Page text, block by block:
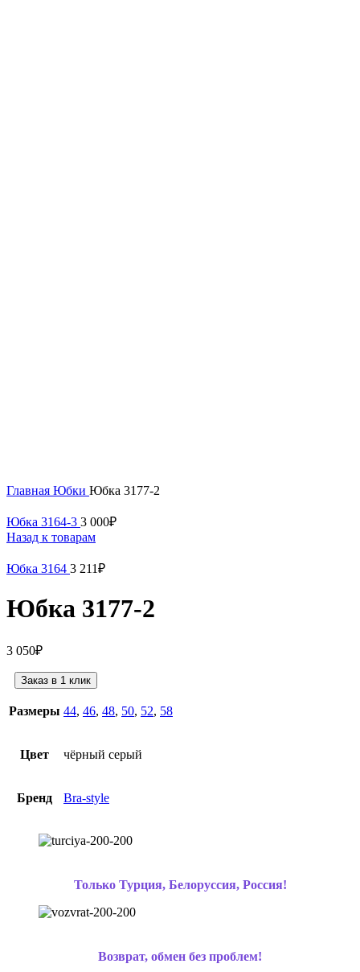
Главная Юбки Юбка 3177-2
Юбка 3164-3 3 000₽
Назад к товарам
Юбка 3164 3 211₽
Юбка 3177-2
3 050₽
Заказ в 1 клик
Размеры 44, 46, 48, 50, 52, 58
Цвет чёрный серый
Бренд Bra-style
Только Турция, Белоруссия, Россия!
Возврат, обмен без проблем!